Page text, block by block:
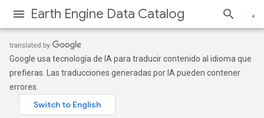
Earth Engine Data Catalog
Google usa tecnología de IA para traducir contenido al idioma que
prefieras. Las traducciones generadas por IA pueden contener
errores.